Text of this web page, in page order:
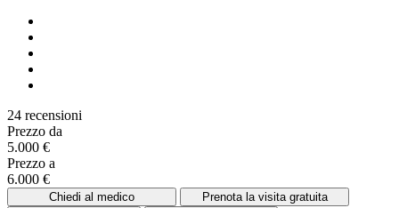
24 recensioni
Prezzo da
5.000 €
Prezzo a
6.000 €
Chiedi al medico
Prenota la visita gratuita